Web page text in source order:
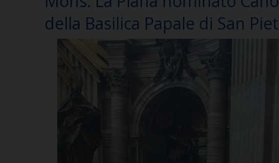
della Basilica Papale di San